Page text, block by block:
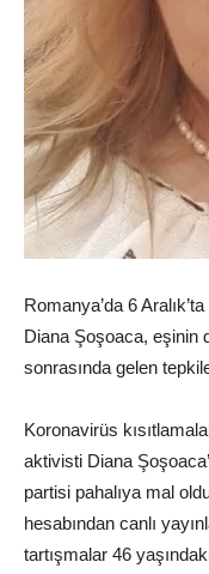
Romanya’da 6
Diana Şoşoaca, eşinin
sonrasında gelen
Koronavirüs
aktivisti Diana
partisi pahalıya mal
hesabından canlı
tartışmalar 46